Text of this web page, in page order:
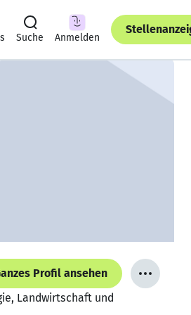
Suche Anmelden
Profil ansehen
Landwirtschaft und